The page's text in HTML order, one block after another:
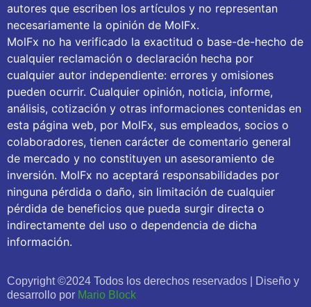
autores que escriben los artículos y no representan
necesariamente la opinión de MolFx.
MolFx no ha verificado la exactitud o base-de-hecho de
cualquier reclamación o declaración hecha por
cualquier autor independiente: errores y omisiones
pueden ocurrir. Cualquier opinión, noticia, informe,
análisis, cotización y otras informaciones contenidas en
esta página web, por MolFx, sus empleados, socios o
colaboradores, tienen carácter de comentario general
de mercado y no constituyen un asesoramiento de
inversión. MolFx no aceptará responsabilidades por
ninguna pérdida o daño, sin limitación de cualquier
pérdida de beneficios que pueda surgir directa o
indirectamente del uso o dependencia de dicha
información.
Copyright ©2024 Todos los derechos reservados | Diseño y
desarrollo por Mario Block